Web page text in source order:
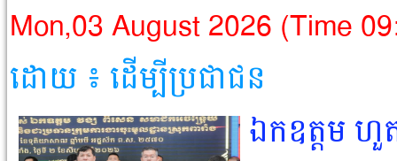
Mon,03 August 2026 (Time
ដោយ ៖ ដើម្បីប្រជាជន​
ឯកឧត្ដម